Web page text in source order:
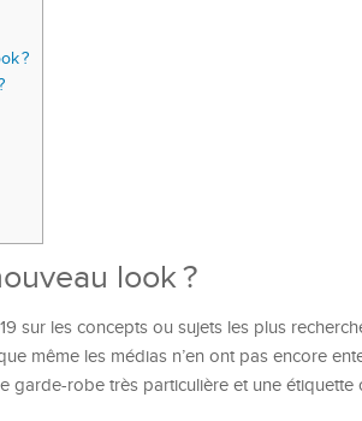
?
look ?
sur les concepts ou sujets les plus
même les médias n’en ont pas encore
garde-robe très particulière et une étiquette